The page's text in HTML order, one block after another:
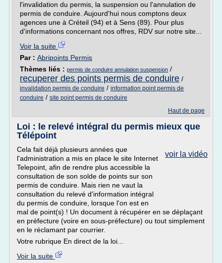
l'invalidation du permis, la suspension ou l'annulation de
permis de conduire. Aujourd'hui nous comptons deux
agences une à Créteil (94) et à Sens (89). Pour plus
d'informations concernant nos offres, RDV sur notre site...
Voir la suite
Par : Abripoints Permis
Thèmes liés : permis de conduire annulation suspension /
recuperer des points permis de conduire /
invalidation permis de conduire / information point permis de
conduire / site point permis de conduire
Haut de page
Loi : le relevé intégral du permis mieux que
Télépoint
voir la vidéo
Cela fait déjà plusieurs années que
l'administration a mis en place le site Internet
Telepoint, afin de rendre plus accessible la
consultation de son solde de points sur son
permis de conduire. Mais rien ne vaut la
consultation du relevé d'information intégral
du permis de conduire, lorsque l'on est en
mal de point(s) ! Un document à récupérer en se déplaçant
en préfecture (voire en sous-préfecture) ou tout simplement
en le réclamant par courrier.
Votre rubrique En direct de la loi...
Voir la suite